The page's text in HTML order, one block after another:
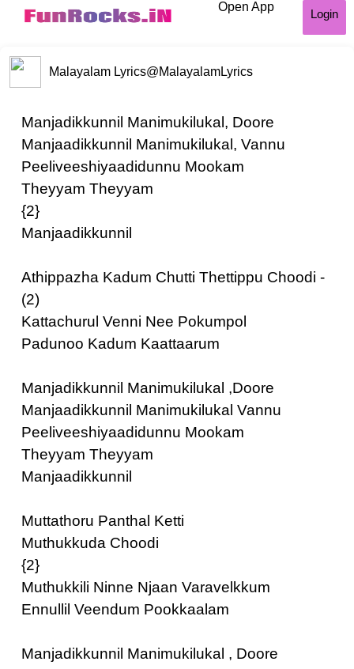
Open App
Login
Malayalam Lyrics@MalayalamLyrics
Manjadikkunnil Manimukilukal, Doore
Manjaadikkunnil Manimukilukal, Vannu
Peeliveeshiyaadidunnu Mookam
Theyyam Theyyam
{2}
Manjaadikkunnil
Athippazha Kadum Chutti Thettippu Choodi -
(2)
Kattachurul Venni Nee Pokumpol
Padunoo Kadum Kaattaarum
Manjadikkunnil Manimukilukal ,Doore
Manjaadikkunnil Manimukilukal Vannu
Peeliveeshiyaadidunnu Mookam
Theyyam Theyyam
Manjaadikkunnil
Muttathoru Panthal Ketti
Muthukkuda Choodi
{2}
Muthukkili Ninne Njaan Varavelkkum
Ennullil Veendum Pookkaalam
Manjadikkunnil Manimukilukal , Doore